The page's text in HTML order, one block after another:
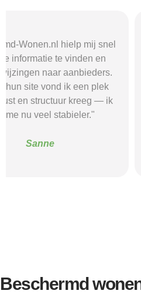
"Door de duidelijke uitleg
Beschermd-Wonen.nl wist ik
welke vragen ik moest
tijdens intakegesprekken.
kwam ik bij een aanbieder
bij mij past. Mijn
Beschermd